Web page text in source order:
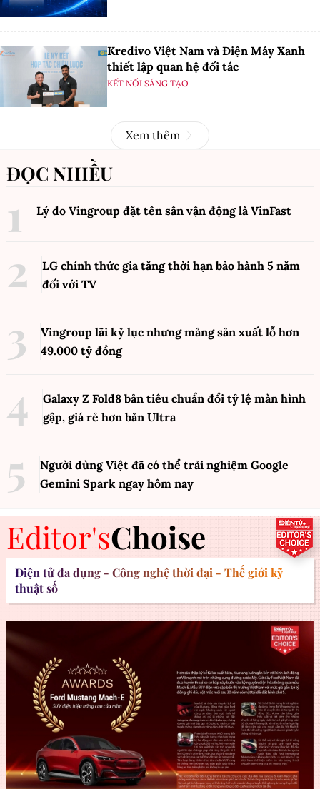
Kredivo Việt Nam và Điện Máy Xanh
thiết lập quan hệ đối tác
KẾT NỐI SÁNG TẠO
Xem thêm
ĐỌC NHIỀU
Lý do Vingroup đặt tên sân vận động là VinFast
LG chính thức gia tăng thời hạn bảo hành 5 năm
đối với TV
Vingroup lãi kỷ lục nhưng mảng sản xuất lỗ hơn
49.000 tỷ đồng
Galaxy Z Fold8 bản tiêu chuẩn đổi tỷ lệ màn hình
gập, giá rẻ hơn bản Ultra
Người dùng Việt đã có thể trải nghiệm Google
Gemini Spark ngay hôm nay
Editor'sChoise
Điện tử đa dụng - Công nghệ thời đại - Thế giới kỹ
thuật số